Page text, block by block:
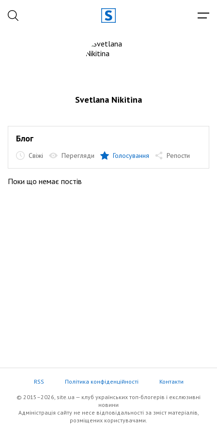
Svetlana Nikitina
Блог
Свіжі Перегляди Голосування Репости
Поки що немає постів
RSS Політика конфіденційності Контакти
© 2015–2026, site.ua — клуб українських топ-блогерів i екслюзивнi
новини
Адміністрація сайту не несе відповідальності за зміст матеріалів,
розміщених користувачами.